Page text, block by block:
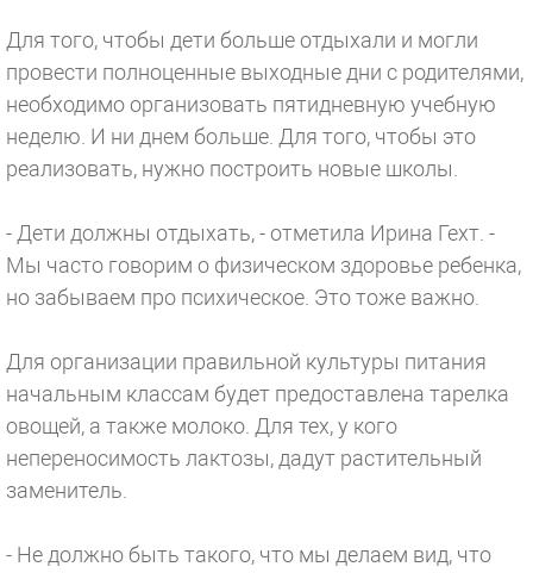
Для того, чтобы дети больше отдыхали и могли
провести полноценные выходные дни с родителями,
необходимо организовать пятидневную учебную
неделю. И ни днем больше. Для того, чтобы это
реализовать, нужно построить новые школы.
- Дети должны отдыхать, - отметила Ирина Гехт. -
Мы часто говорим о физическом здоровье ребенка,
но забываем про психическое. Это тоже важно.
Для организации правильной культуры питания
начальным классам будет предоставлена тарелка
овощей, а также молоко. Для тех, у кого
непереносимость лактозы, дадут растительный
заменитель.
- Не должно быть такого, что мы делаем вид, что